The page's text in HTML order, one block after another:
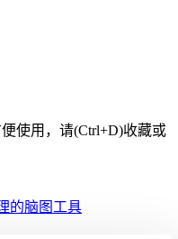
使用，请(Ctrl+D)收藏或
的脑图工具